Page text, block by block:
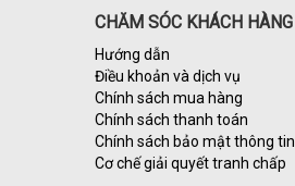
CHĂM SÓC KHÁCH HÀNG
Hướng dẫn
Điều khoản và dịch vụ
Chính sách mua hàng
Chính sách thanh toán
Chính sách bảo mật thông tin
Cơ chế giải quyết tranh chấp